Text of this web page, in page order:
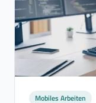
Mobiles Arbeiten